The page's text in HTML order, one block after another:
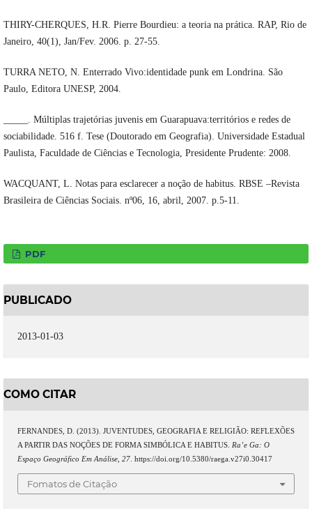
THIRY-CHERQUES, H.R. Pierre Bourdieu: a teoria na prática. RAP, Rio de
Janeiro, 40(1), Jan/Fev. 2006. p. 27-55.
TURRA NETO, N. Enterrado Vivo:identidade punk em Londrina. São
Paulo, Editora UNESP, 2004.
_____. Múltiplas trajetórias juvenis em Guarapuava:territórios e redes de
sociabilidade. 516 f. Tese (Doutorado em Geografia). Universidade Estadual
Paulista, Faculdade de Ciências e Tecnologia, Presidente Prudente: 2008.
WACQUANT, L. Notas para esclarecer a noção de habitus. RBSE –Revista
Brasileira de Ciências Sociais. nº06, 16, abril, 2007. p.5-11.
PDF
PUBLICADO
2013-01-03
COMO CITAR
FERNANDES, D. (2013). JUVENTUDES, GEOGRAFIA E RELIGIÃO: REFLEXÕES
A PARTIR DAS NOÇÕES DE FORMA SIMBÓLICA E HABITUS. Ra’e Ga: O
Espaço Geográfico Em Análise, 27. https://doi.org/10.5380/raega.v27i0.30417
Fomatos de Citação